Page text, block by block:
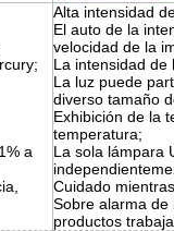
a
Alta intensidad
El auto de la
velocidad de la
La intensidad de
La luz puede
diverso tamaño
Exhibición de la
temperatura;
La sola lámpara
Cuidado
Sobre alarma
productos